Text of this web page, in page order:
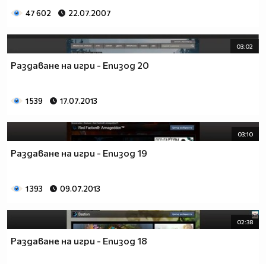
47 602 22.07.2007
03:02
Раздаване на игри - Епизод 20
1 539 17.07.2013
03:10
Раздаване на игри - Епизод 19
1 393 09.07.2013
02:38
Раздаване на игри - Епизод 18